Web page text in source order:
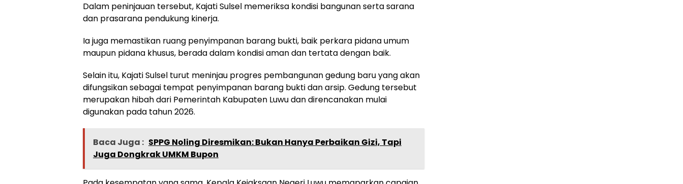
Dalam peninjauan tersebut, Kajati Sulsel memeriksa kondisi bangunan serta sarana
dan prasarana pendukung kinerja.
Ia juga memastikan ruang penyimpanan barang bukti, baik perkara pidana umum
maupun pidana khusus, berada dalam kondisi aman dan tertata dengan baik.
Selain itu, Kajati Sulsel turut meninjau progres pembangunan gedung baru yang akan
difungsikan sebagai tempat penyimpanan barang bukti dan arsip. Gedung tersebut
merupakan hibah dari Pemerintah Kabupaten Luwu dan direncanakan mulai
digunakan pada tahun 2026.
Baca Juga : SPPG Noling Diresmikan: Bukan Hanya Perbaikan Gizi, Tapi
Juga Dongkrak UMKM Bupon